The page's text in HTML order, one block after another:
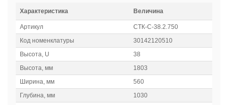
Характеристика Величина
Артикул
СТК-С-38.2.750
Код номенклатуры
30142120510
Высота, U
38
Высота, мм
1803
Ширина, мм
560
Глубина, мм
1030